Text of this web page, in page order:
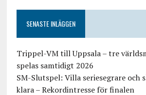
SENASTE INLÄGGEN
Trippel-VM till Uppsala – tre
spelas samtidigt 2026
SM-Slutspel: Villa seriesegrare och
klara – Rekordintresse för finalen